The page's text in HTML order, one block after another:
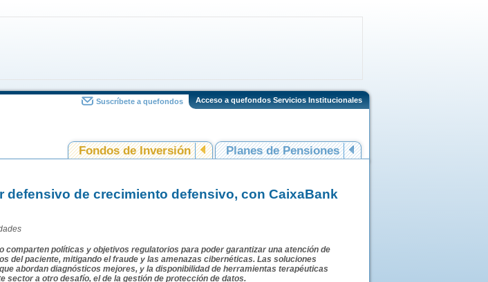
Acceso a quefondos Servicios Institucionales
Suscríbete a quefondos
Fondos de Inversión
Planes de Pensiones
defensivo de crecimiento defensivo, con CaixaBank
comparten políticas y objetivos regulatorios para poder garantizar una atención de
del paciente, mitigando el fraude y las amenazas cibernéticas. Las soluciones
abordan diagnósticos mejores, y la disponibilidad de herramientas terapéuticas
sector a otro desafío, el de la gestión de protección de datos.